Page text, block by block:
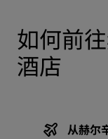
如何前
酒店
从赫尔